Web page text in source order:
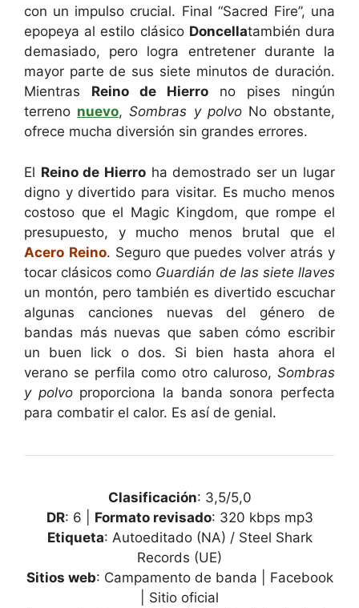
con un impulso crucial. Final “Sacred Fire”, una
epopeya al estilo clásico Doncellatambién dura
demasiado, pero logra entretener durante la
mayor parte de sus siete minutos de duración.
Mientras Reino de Hierro no pises ningún
terreno nuevo,Sombras y polvoNo obstante,
ofrece mucha diversión sin grandes errores.
El Reino de Hierroha demostrado ser un lugar
digno y divertido para visitar. Es mucho menos
costoso que el Magic Kingdom, que rompe el
presupuesto, y mucho menos brutal que el
Acero Reino. Seguro que puedes volver atrás y
tocar clásicos como Guardián de las siete llaves
un montón, pero también es divertido escuchar
algunas canciones nuevas del género de
bandas más nuevas que saben cómo escribir
un buen lick o dos. Si bien hasta ahora el
verano se perfila como otro caluroso, Sombras
y polvoproporciona la banda sonora perfecta
para combatir el calor. Es así de genial.
Clasificación: 3,5/5,0
DR: 6 | Formato revisado: 320 kbps mp3
Etiqueta: Autoeditado (NA) / Steel Shark
Records (UE)
Sitios web: Campamento de banda | Facebook
| Sitio oficial